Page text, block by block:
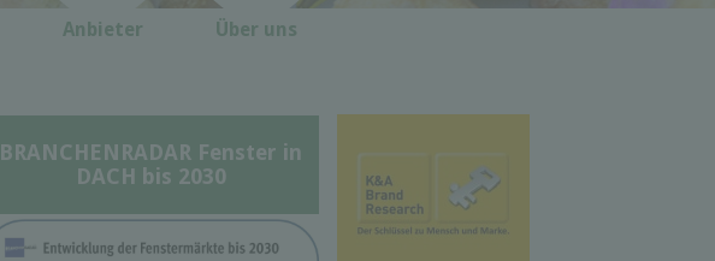
Anbieter Über uns
BRANCHENRADAR Fenster in
DACH bis 2030